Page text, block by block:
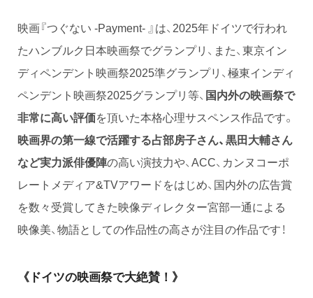
映画『つぐない -Payment- 』は、2025年ドイツで行われ
たハンブルク日本映画祭でグランプリ、また、東京イン
ディペンデント映画祭2025準グランプリ、極東インディ
ペンデント映画祭2025グランプリ等、 国内外の映画祭で
非常に高い評価を頂いた本格心理サスペンス作品です。
映画界の第一線で活躍する占部房子さん、黒田大輔さん
など実力派俳優陣の高い演技力や、ACC、カンヌコーポ
レートメディア&TVアワードをはじめ、国内外の広告賞
を数々受賞してきた映像ディレクター宮部一通による
映像美、物語としての作品性の高さが注目の作品です！
《ドイツの映画祭で大絶賛！》